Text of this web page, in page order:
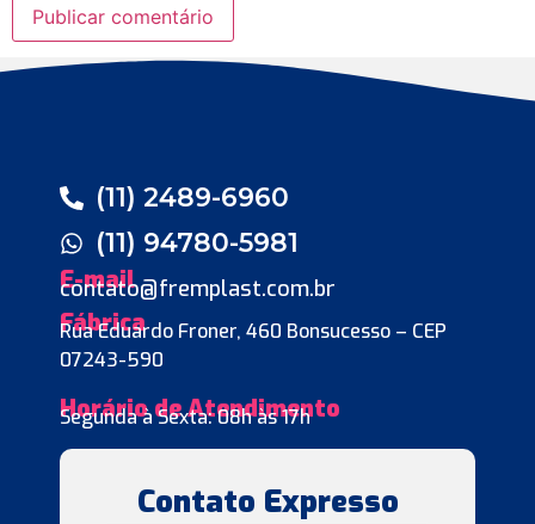
(11) 2489-6960
(11) 94780-5981
E-mail
contato@fremplast.com.br
Fábrica
Rua Eduardo Froner, 460 Bonsucesso – CEP
07243-590
Horário de Atendimento
Segunda à Sexta: 08h às 17h
Contato Expresso